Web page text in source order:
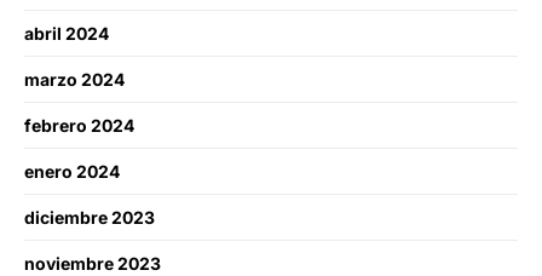
abril 2024
marzo 2024
febrero 2024
enero 2024
diciembre 2023
noviembre 2023